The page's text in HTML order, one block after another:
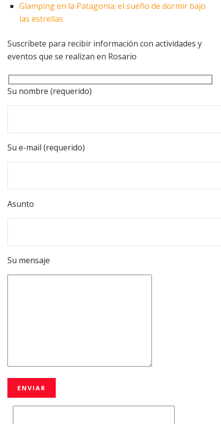
Glamping en la Patagonia: el sueño de dormir bajo
las estrellas
Suscríbete para recibir información con actividades y
eventos que se realizan en Rosario
Su nombre (requerido)
Su e-mail (requerido)
Asunto
Su mensaje